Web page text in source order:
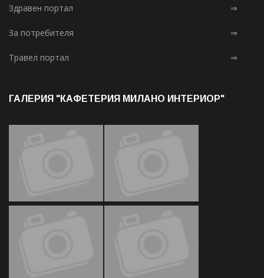
Здравен портал ⇒
За потребителя ⇒
Травел портал ⇒
ГАЛЕРИЯ "КАФЕТЕРИЯ МИЛАНО ИНТЕРИОР"